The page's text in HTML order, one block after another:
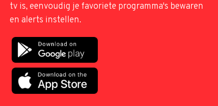
tv is, eenvoudig je favoriete programma's bewaren
en alerts instellen.